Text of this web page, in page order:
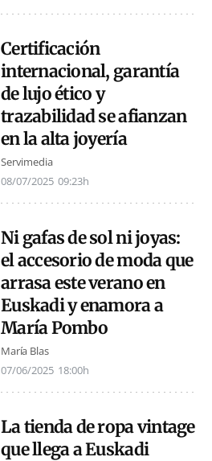
Certificación
internacional, garantía
de lujo ético y
trazabilidad se afianzan
en la alta joyería
Servimedia
08/07/2025 09:23h
Ni gafas de sol ni joyas:
el accesorio de moda que
arrasa este verano en
Euskadi y enamora a
María Pombo
María Blas
07/06/2025 18:00h
La tienda de ropa vintage
que llega a Euskadi